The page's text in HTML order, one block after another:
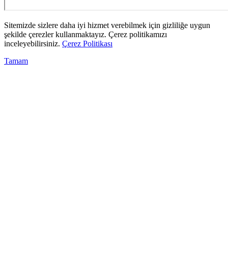
Sitemizde sizlere daha iyi hizmet verebilmek için gizliliğe uygun
şekilde çerezler kullanmaktayız. Çerez politikamızı
inceleyebilirsiniz. Çerez Politikası
Tamam